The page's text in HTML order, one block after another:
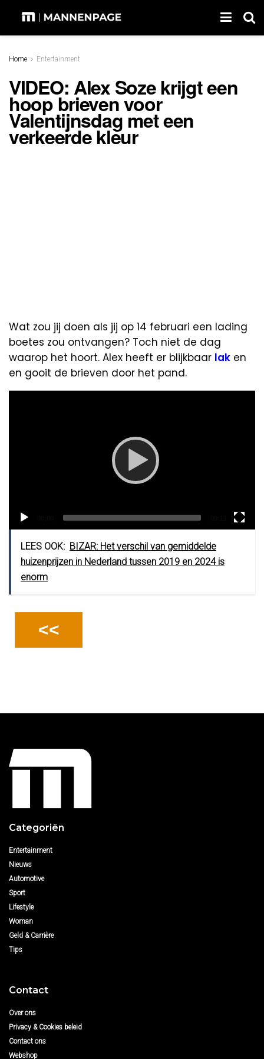
Home Entertainment
VIDEO: Alex Soze krijgt een
hoop brieven voor
Valentijnsdag met een
verkeerde kleur
Wat zou jij doen als jij op 14 februari een lading
boetes zou ontvangen? Toch niet de dag
waarop het hoort. Alex heeft er blijkbaar lak en
en gooit de brieven door het pand.
duration
LEES OOK: BIZAR: Het verschil van gemiddelde
huizenprijzen in Nederland tussen 2019 en 2024 is
enorm
<<
Categoriën
Entertainment
Nieuws
Automotive
Sport
Lifestyle
Woman
Geld & Carrière
Tips
Contact
Over ons
Privacy & Cookies beleid
Contact ons
Webshop